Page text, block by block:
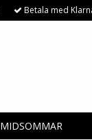
Betala med
MIDSOMMAR